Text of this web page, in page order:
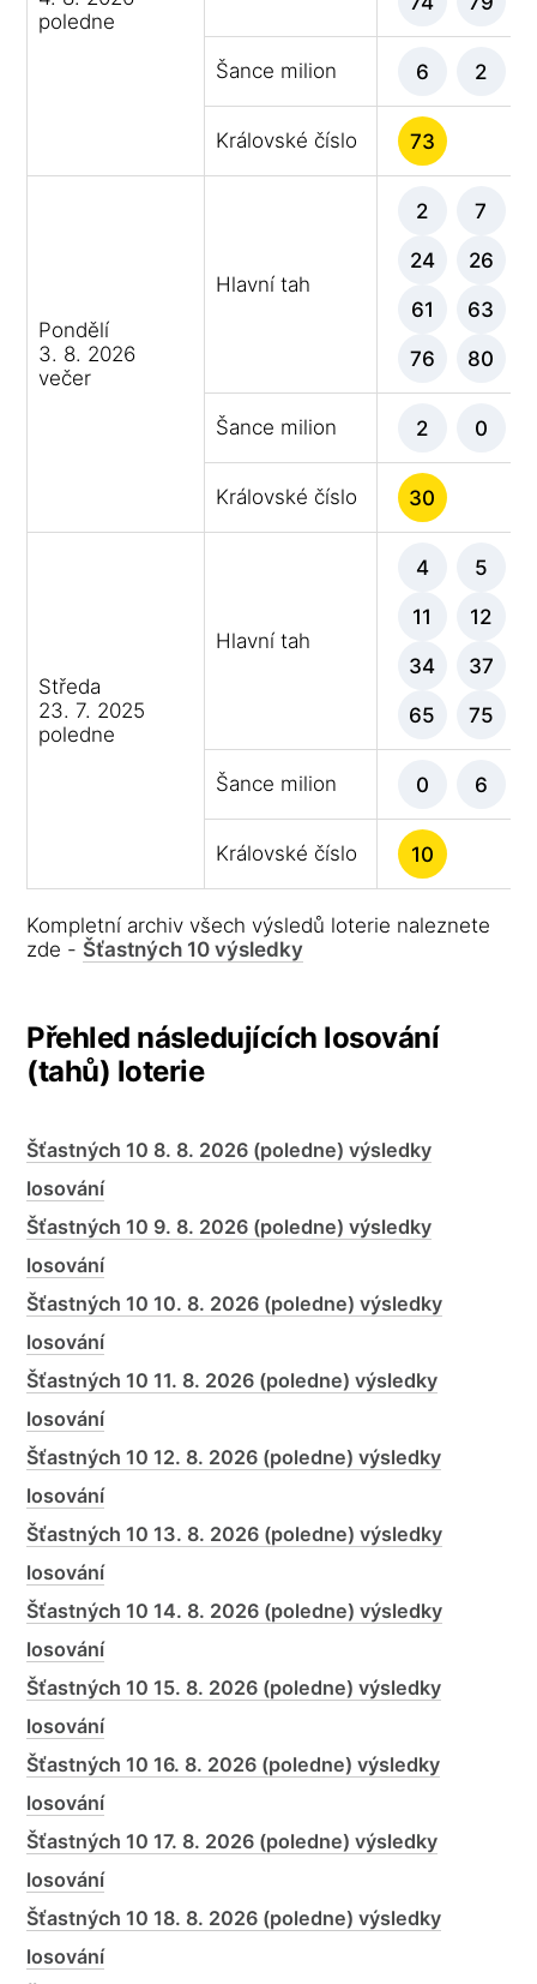
poledne
Šance milion 6 2
Královské číslo 73
Pondělí
3. 8. 2026
večer
Hlavní tah
2 7
24 26
61 63
76 80
Šance milion 2 0
Královské číslo 30
Středa
23. 7. 2025
poledne
Hlavní tah
4 5
11 12
34 37
65 75
Šance milion 0 6
Královské číslo 10
Kompletní archiv všech výsledů loterie naleznete
zde - Šťastných 10 výsledky
Přehled následujících losování
(tahů) loterie
Šťastných 10 8. 8. 2026 (poledne) výsledky
losování
Šťastných 10 9. 8. 2026 (poledne) výsledky
losování
Šťastných 10 10. 8. 2026 (poledne) výsledky
losování
Šťastných 10 11. 8. 2026 (poledne) výsledky
losování
Šťastných 10 12. 8. 2026 (poledne) výsledky
losování
Šťastných 10 13. 8. 2026 (poledne) výsledky
losování
Šťastných 10 14. 8. 2026 (poledne) výsledky
losování
Šťastných 10 15. 8. 2026 (poledne) výsledky
losování
Šťastných 10 16. 8. 2026 (poledne) výsledky
losování
Šťastných 10 17. 8. 2026 (poledne) výsledky
losování
Šťastných 10 18. 8. 2026 (poledne) výsledky
losování